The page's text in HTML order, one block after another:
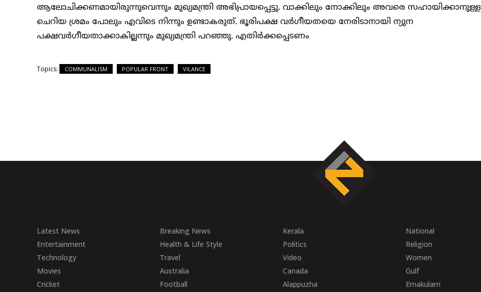
ആലോചിക്കണമായിരുന്നുവെന്നും മുഖ്യമന്ത്രി അഭിപ്രായപ്പെട്ടു. വാക്കിലും നോക്കിലും അവരെ സഹായിക്കാനുള്ള
ചെറിയ ശ്രമം പോലും എവിടെ നിന്നും ഉണ്ടാകരുത്. ഭൂരിപക്ഷ വര്‍ഗീയതയെ നേരിടാനായി ന്യുന
പക്ഷവര്‍ഗീയതാക്കാകില്ലന്നും മുഖ്യമന്ത്രി പറഞ്ഞു. എതിര്‍ക്കപ്പെടണം
Topics: COMMUNALISM POPULAR FRONT VILANCE
Latest News Breaking News Kerala National
Entertainment
Health & Life Style Politics Religion
Technology
Travel Video Women
Movies
Australia Canada Gulf
Cricket
Football Alappuzha Ernakulam